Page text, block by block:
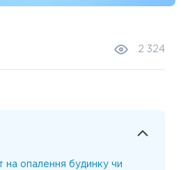
2 324
на опалення будинку чи